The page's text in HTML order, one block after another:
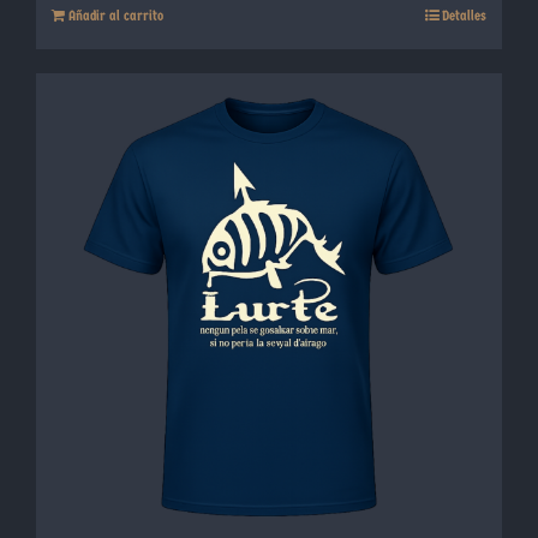
Añadir al carrito Detalles